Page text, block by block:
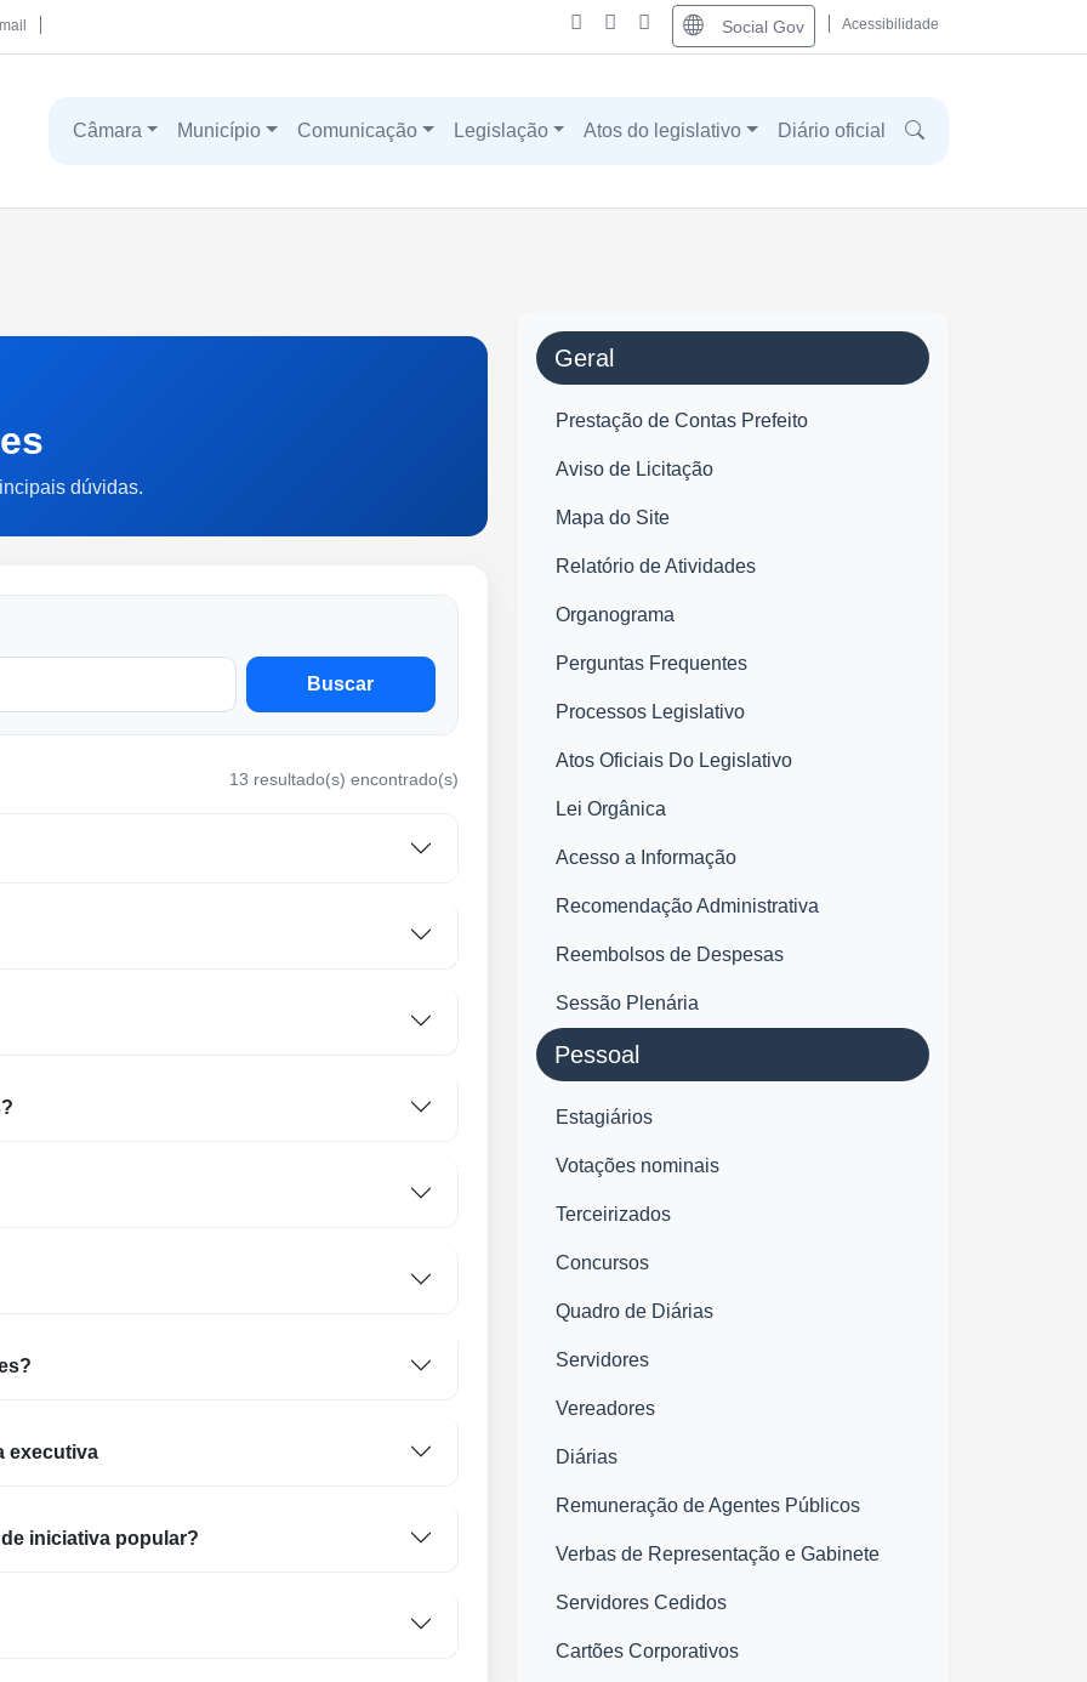
Social Gov Acessibilidade
Câmara Município Comunicação Legislação Atos do legislativo Diário oficial
dúvidas.
Buscar
13 resultado(s) encontrado(s)
executiva
iniciativa popular?
Geral
Prestação de Contas Prefeito
Aviso de Licitação
Mapa do Site
Relatório de Atividades
Organograma
Perguntas Frequentes
Processos Legislativo
Atos Oficiais Do Legislativo
Lei Orgânica
Acesso a Informação
Recomendação Administrativa
Reembolsos de Despesas
Sessão Plenária
Pessoal
Estagiários
Votações nominais
Terceirizados
Concursos
Quadro de Diárias
Servidores
Vereadores
Diárias
Remuneração de Agentes Públicos
Verbas de Representação e Gabinete
Servidores Cedidos
Cartões Corporativos